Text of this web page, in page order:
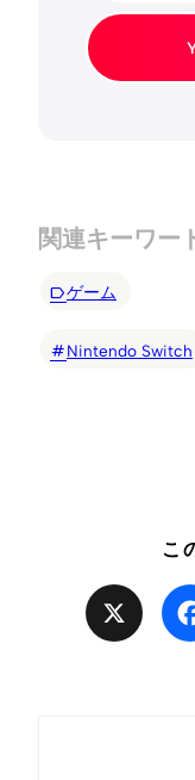
関連キーワー
ゲーム
Nintendo Switch
こ